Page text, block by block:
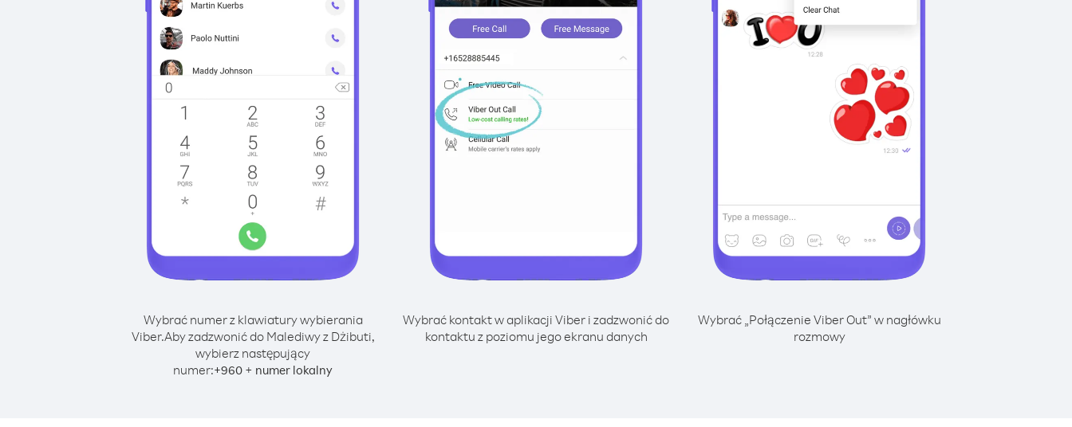
Wybrać numer z klawiatury wybierania
Viber.Aby zadzwonić do Malediwy z Dżibuti,
wybierz następujący
numer:+960 + numer lokalny
Wybrać kontakt w aplikacji Viber i zadzwonić do
kontaktu z poziomu jego ekranu danych
Wybrać „Połączenie Viber Out” w nagłówku
rozmowy